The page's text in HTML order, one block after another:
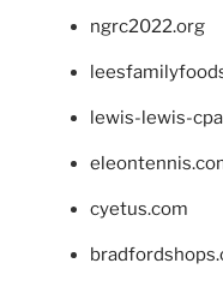
ngrc2022.org
lewis-lewis-
cyetus.com